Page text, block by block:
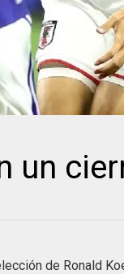
un
de Ronald